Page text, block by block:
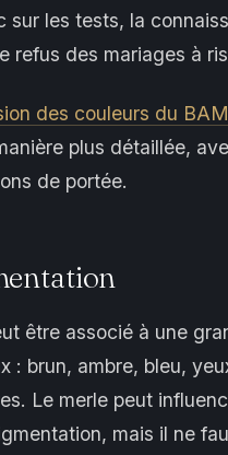
sur les tests, la
refus des mariages à
des couleurs du BAM
plus détaillée,
de portée.
être associé à une
: brun, ambre, bleu,
Le merle peut
mais il ne